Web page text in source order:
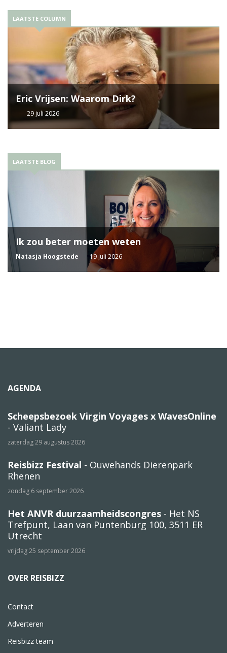
LAATSTE COLUMN
Eric Vrijsen: Waarom Dirk?
29 juli 2026
LAATSTE BLOG
Ik zou beter moeten weten
Natasja Hoogstede 19 juli 2026
AGENDA
Scheepsbezoek Virgin Voyages x WavesOnline
- Valiant Lady
zaterdag 29 augustus 2026
Reisbizz Festival - Ouwehands Dierenpark
Rhenen
zondag 6 september 2026
Het ANVR duurzaamheidscongres - Het NS
Trefpunt, Laan van Puntenburg 100, 3511 ER
Utrecht
vrijdag 25 september 2026
OVER REISBIZZ
Contact
Adverteren
Reisbizz team